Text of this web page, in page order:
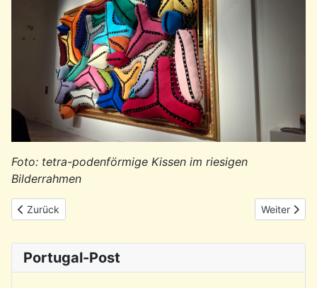
Foto: tetra-podenförmige Kissen im riesigen
Bilderrahmen
Vorheriger Beitrag: Rückblick: Osnabrücker Friedensgespräche
Zurück Nächster
Weiter
Portugal-Post